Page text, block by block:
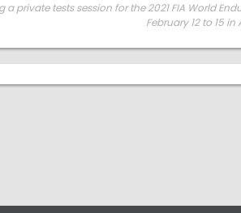
a private tests session for the 2021 FIA World
February 12 to 15